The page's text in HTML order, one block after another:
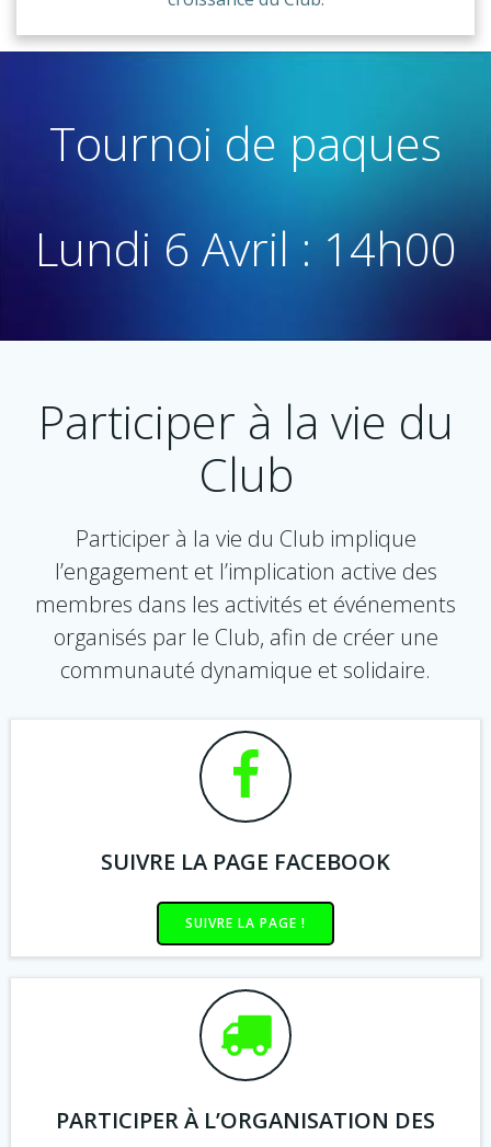
Tournoi de paques
Lundi 6 Avril : 14h00
Participer à la vie du
Club
Participer à la vie du Club implique
l’engagement et l’implication active des
membres dans les activités et événements
organisés par le Club, afin de créer une
communauté dynamique et solidaire.
SUIVRE LA PAGE FACEBOOK
SUIVRE LA PAGE !
PARTICIPER À L’ORGANISATION DES